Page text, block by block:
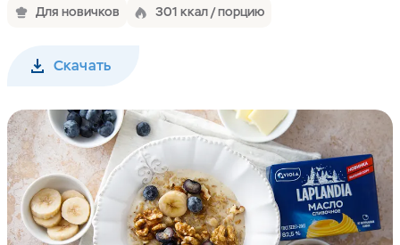
Для новичков
301 ккал / порцию
Скачать